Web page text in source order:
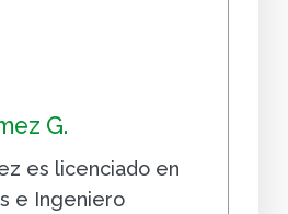
G.
es licenciado en
e Ingeniero